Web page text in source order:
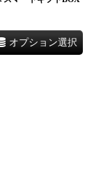
オプション選択